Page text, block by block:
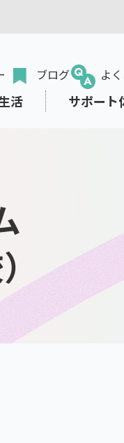
ブログ よ
、生き方を
ス
活 サポート